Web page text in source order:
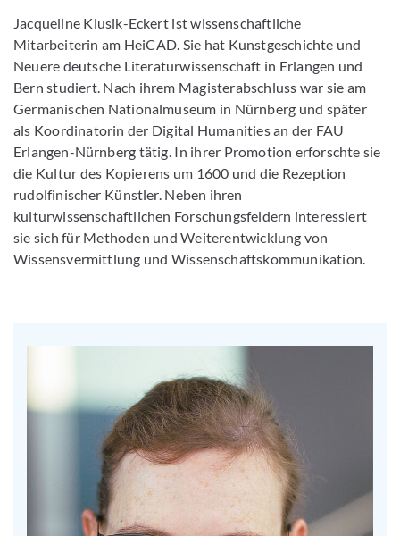
Jacqueline Klusik-Eckert ist wissenschaftliche
Mitarbeiterin am HeiCAD. Sie hat Kunstgeschichte und
Neuere deutsche Literaturwissenschaft in Erlangen und
Bern studiert. Nach ihrem Magisterabschluss war sie am
Germanischen Nationalmuseum in Nürnberg und später
als Koordinatorin der Digital Humanities an der FAU
Erlangen-Nürnberg tätig. In ihrer Promotion erforschte sie
die Kultur des Kopierens um 1600 und die Rezeption
rudolfinischer Künstler. Neben ihren
kulturwissenschaftlichen Forschungsfeldern interessiert
sie sich für Methoden und Weiterentwicklung von
Wissensvermittlung und Wissenschaftskommunikation.